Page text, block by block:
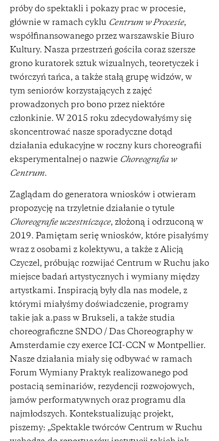
próby do spektakli i pokazy prac w procesie,
głównie w ramach cyklu Centrum w Procesie,
współfinansowanego przez warszawskie Biuro
Kultury. Nasza przestrzeń gościła coraz szersze
grono kuratorek sztuk wizualnych, teoretyczek i
twórczyń tańca, a także stałą grupę widzów, w
tym seniorów korzystających z zajęć
prowadzonych pro bono przez niektóre
członkinie. W 2015 roku zdecydowałyśmy się
skoncentrować nasze sporadyczne dotąd
działania edukacyjne w roczny kurs choreografii
eksperymentalnej o nazwie Choreografia w
Centrum.
Zaglądam do generatora wniosków i otwieram
propozycję na trzyletnie działanie o tytule
Choreografie uczestniczące, złożoną i odrzuconą w
2019. Pamiętam serię wniosków, które pisałyśmy
wraz z osobami z kolektywu, a także z Alicją
Czyczel, próbując rozwijać Centrum w Ruchu jako
miejsce badań artystycznych i wymiany między
artystkami. Inspiracją były dla nas modele, z
którymi miałyśmy doświadczenie, programy
takie jak a.pass w Brukseli, a także studia
choreograficzne SNDO / Das Choreography w
Amsterdamie czy exerce ICI-CCN w Montpellier.
Nasze działania miały się odbywać w ramach
Forum Wymiany Praktyk realizowanego pod
postacią seminariów, rezydencji rozwojowych,
jamów performatywnych oraz programu dla
najmłodszych. Kontekstualizując projekt,
piszemy: „Spektakle twórców Centrum w Ruchu